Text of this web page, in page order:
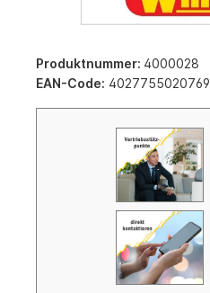
Produktnummer: 4000028
EAN-Code: 4027755020769